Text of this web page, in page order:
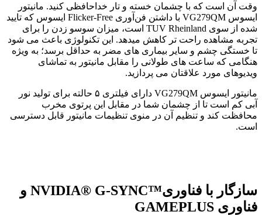
وقت آن است که با چشمان خسته و تار خداحافظی کنید. مانیتور
ایسوس VG279QM با داشتن فن‌آوری Flicker-Free ایسوس که تایید
شده از سوی TUV Rheinland است، میزان سوسو زدن را برای
تجربه مشاهده راحت تر کاهش میدهد. این تکنولوژی باعث می شود
تا خستگی چشم و سایر بیماری های مضر به حداقل برسد؛ به ویژه
هنگامی که ساعت های طولانی را مقابل مانیتور به تماشای
ویدیوهای مورد علاقتان می پردازید.
مانیتور ایسوس VG279QM دارای فیلتری ۵ حالته برای تولید نور
آبی کم است تا از چشمان شما در مقابل این پرتوی مخرب
محافظت کند و تنظیم آن در منوی تنظیمات مانیتور قابل دسترسی
است.
سازگار با فناوری™NVIDIA® G-SYNC و
فناوری GAMEPLUS